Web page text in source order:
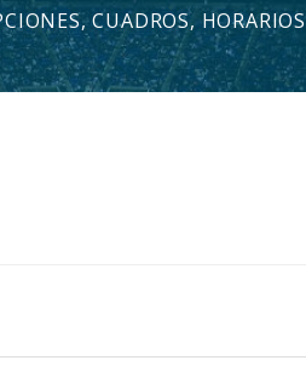
CUADROS, HORARIOS